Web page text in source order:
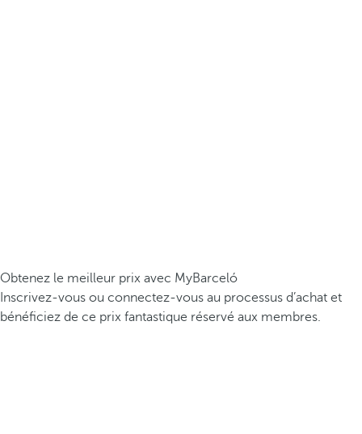
Obtenez le meilleur prix avec MyBarceló
Inscrivez-vous ou connectez-vous au processus d’achat et
bénéficiez de ce prix fantastique réservé aux membres.